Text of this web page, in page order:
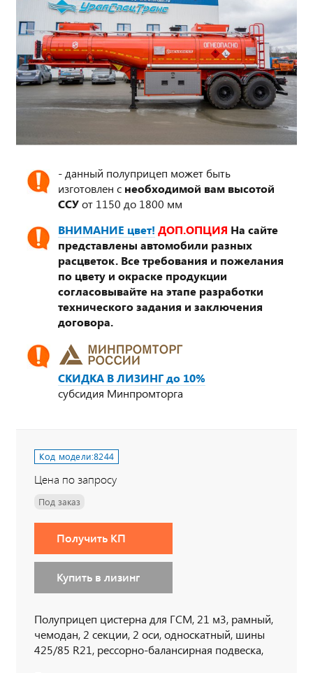
- данный полуприцеп может быть
изготовлен с необходимой вам высотой
ССУот 1150 до 1800 мм
ВНИМАНИЕ цвет! ДОП.ОПЦИЯ На сайте
представлены автомобили разных
расцветок. Все требования и пожелания
по цвету и окраске продукции
согласовывайте на этапе разработки
технического задания и заключения
договора.
СКИДКА В ЛИЗИНГ до 10%
субсидия Минпромторга
Код модели:8244
Цена по запросу
Под заказ
Получить КП
Купить в лизинг
Полуприцеп цистерна для ГСМ, 21 м3, рамный,
чемодан, 2 секции, 2 оси, односкатный, шины
425/85 R21, рессорно-балансирная подвеска,